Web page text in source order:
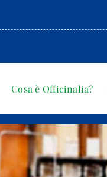
Cosa è Officinalia?